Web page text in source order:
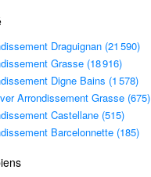
Draguignan (21 590)
Grasse (18 916)
Digne Bains (1 578)
Arrondissement Grasse (675)
Castellane (515)
Barcelonnette (185)